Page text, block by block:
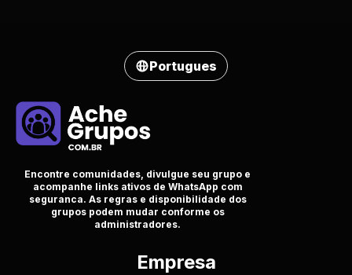
Portugues
Encontre comunidades, divulgue seu grupo e
acompanhe links ativos de WhatsApp com
seguranca. As regras e disponibilidade dos
grupos podem mudar conforme os
administradores.
Empresa